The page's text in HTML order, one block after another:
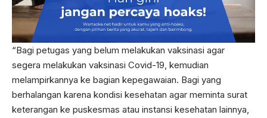
“Bagi petugas yang belum melakukan vaksinasi agar
segera melakukan vaksinasi Covid-19, kemudian
melampirkannya ke bagian kepegawaian. Bagi yang
berhalangan karena kondisi kesehatan agar meminta surat
keterangan ke puskesmas atau instansi kesehatan lainnya,